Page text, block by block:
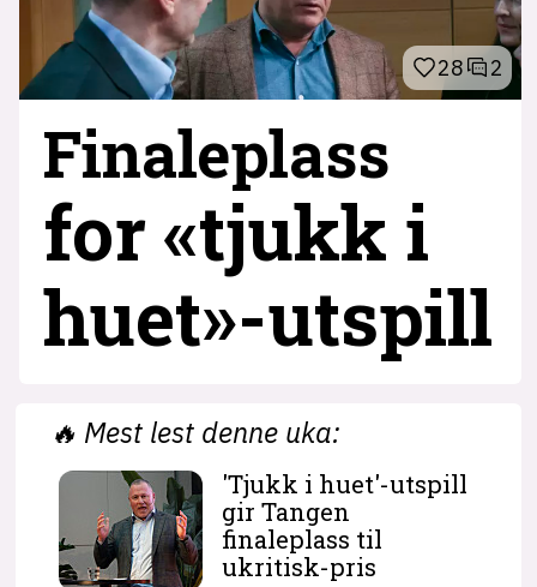
28 2
Finaleplass
for «tjukk i
huet»-utspill
🔥 Mest lest denne uka:
'Tjukk i huet'-utspill
gir Tangen
finaleplass til
ukritisk-pris